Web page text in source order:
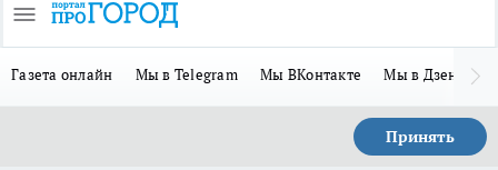
Газета онлайн Мы в Telegram Мы ВКонтакте Мы в Дзене
Принять